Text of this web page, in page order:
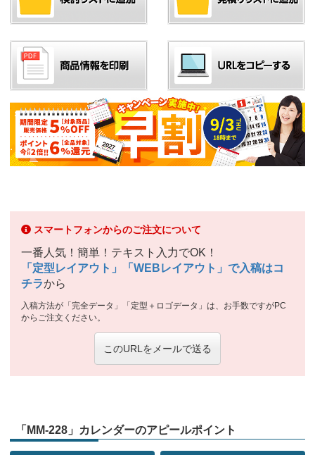
スマートフォンからのご注文について
一番人気！簡単！テキスト入力でOK！
「定型レイアウト」「WEBレイアウト」で入稿はコ
チラから
入稿方法が「完全データ」「定型＋ロゴデータ」は、お手数ですがPC
からご注文ください。
このURLをメールで送る
「MM-228」カレンダーのアピールポイント